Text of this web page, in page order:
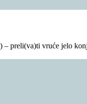
) – preli(va)ti vruće jelo